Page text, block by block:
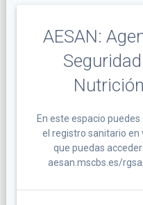
AESAN:
En este espacio
el registro sanitario en
que puedas
aesan.mscbs.es/